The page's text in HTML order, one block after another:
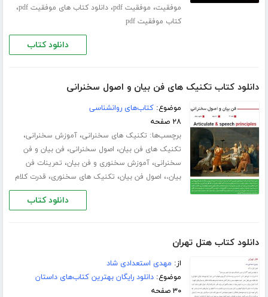
موفقیت، موفقیت pdf ،دانلود کتاب های موفقیت pdf ،
کتاب موفقیت pdf
دانلود کتاب
دانلود کتاب تکنیک های فن بیان و اصول سخنرانی
موضوع:کتاب‌های روانشناسی
۲۸ صفحه
برچسب‌ها: تکنیک های سخنرانی،آموزش سخنرانی،
تکنیک های فن بیان، اصول سخنرانی، فن بیان و فن
سخنرانی،آموزش سخنوری و فن بیان، تمرینات فن
بیان،، اصول فن بیان، تکنیک های سخنوری، قدرت کلام
دانلود کتاب
دانلود کتاب هتل تهران
از: مهدی استعدادی شاد
موضوع:دانلود رایگان بهترین کتاب‌های داستان
۳۰ صفحه